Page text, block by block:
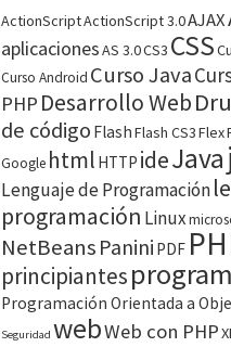
ActionScriptActionScript 3.0AJAX
aplicacionesAS 3.0CS3 CSS
Curso Android Curso Java
PHP Desarrollo Web
de código FlashFlash CS3Flex
Google html HTTP ideJava
Lenguaje de Programación
programación Linux
NetBeans Panini PDF
principiantes
Programación Orientada a
Seguridad webWeb con PHP